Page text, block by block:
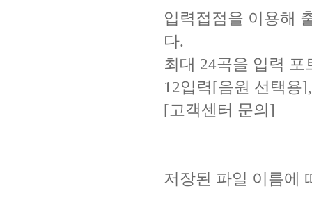
입력접점을 이용해
다.
최대 24곡을 입력
12입력[음원 선택용
[고객센터 문의]
저장된 파일 이름에